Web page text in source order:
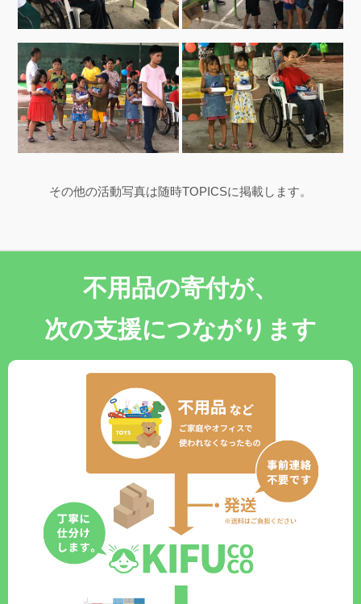
その他の活動写真は随時TOPICSに掲載します。
不用品の寄付が、
次の支援につながります